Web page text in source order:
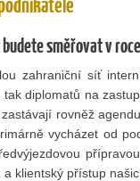
směřovat v
zahraniční síť
diplomatů na
rovněž
vycházet od
klientský přístup